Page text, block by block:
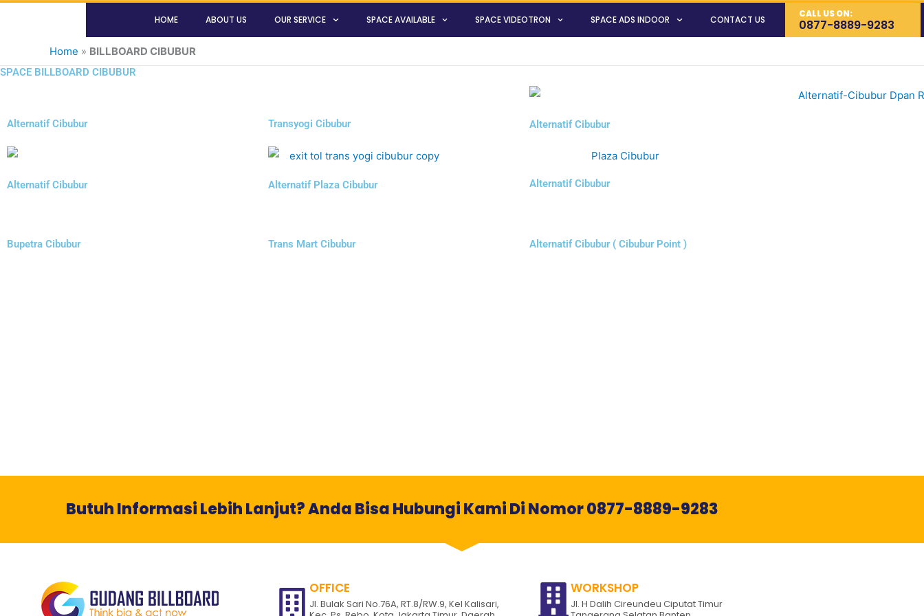
HOME ABOUT US OUR SERVICE SPACE AVAILABLE SPACE VIDEOTRON SPACE ADS INDOOR CONTACT US
CALL US ON:
0877-8889-9283
Home » BILLBOARD CIBUBUR
SPACE BILLBOARD CIBUBUR
Alternatif Cibubur Transyogi Cibubur Alternatif Cibubur
Alternatif Cibubur Alternatif Plaza Cibubur Alternatif Cibubur
Bupetra Cibubur Trans Mart Cibubur Alternatif Cibubur ( Cibubur Point )
Butuh Informasi Lebih Lanjut? Anda Bisa Hubungi Kami Di Nomor 0877-8889-9283
OFFICE
Jl. Bulak Sari No.76A, RT.8/RW.9, Kel Kalisari,
WORKSHOP
Jl. H Dalih Cireundeu Ciputat Timur